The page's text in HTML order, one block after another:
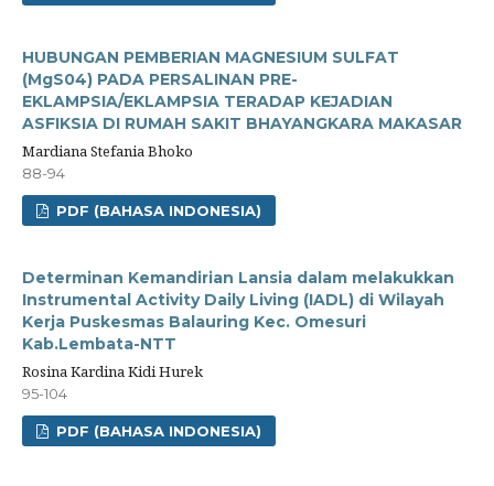
HUBUNGAN PEMBERIAN MAGNESIUM SULFAT
(MgS04) PADA PERSALINAN PRE-
EKLAMPSIA/EKLAMPSIA TERADAP KEJADIAN
ASFIKSIA DI RUMAH SAKIT BHAYANGKARA MAKASAR
Mardiana Stefania Bhoko
88-94
PDF (BAHASA INDONESIA)
Determinan Kemandirian Lansia dalam melakukkan
Instrumental Activity Daily Living (IADL) di Wilayah
Kerja Puskesmas Balauring Kec. Omesuri
Kab.Lembata-NTT
Rosina Kardina Kidi Hurek
95-104
PDF (BAHASA INDONESIA)